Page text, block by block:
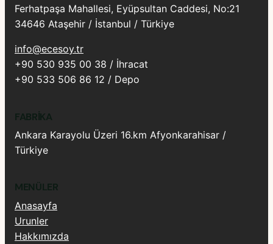
Ferhatpaşa Mahallesi, Eyüpsultan Caddesi, No:21
34646 Ataşehir / İstanbul / Türkiye
info@ecesoy.tr
+90 530 935 00 38 / İhracat
+90 533 506 86 12 / Depo
FABRIKA
Ankara Karayolu Üzeri 16.km Afyonkarahisar /
Türkiye
MENÜLER
Anasayfa
Urunler
Hakkımızda